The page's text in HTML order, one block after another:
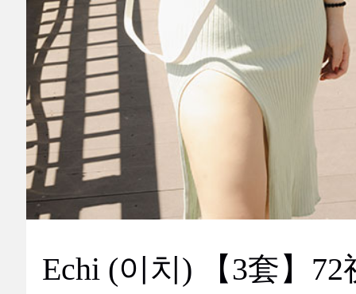
Echi (이치) 【3套】72